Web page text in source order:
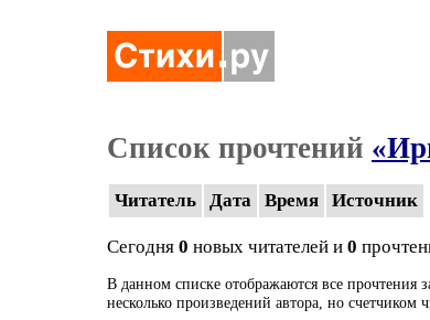
Список прочтений
Читатель Дата Время Источник
Сегодня 0 новых читателей и 0
В данном списке отображаются все прочтения
несколько произведений автора, но счетчиком